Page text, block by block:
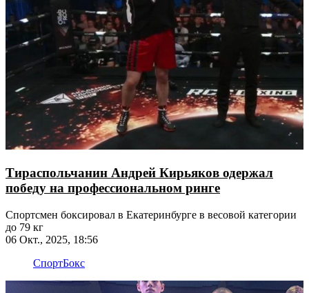
Тираспольчанин Андрей Кирьяков одержал
победу на профессиональном ринге
Спортсмен боксировал в Екатеринбурге в весовой категории
до 79 кг
06 Окт., 2025, 18:56
СпортБокс